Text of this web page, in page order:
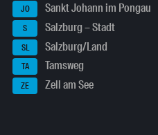
JO Sankt Johann im Pongau
S Salzburg – Stadt
SL Salzburg/Land
TA Tamsweg
ZE Zell am See